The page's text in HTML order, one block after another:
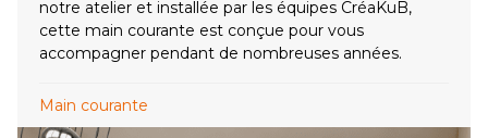
notre atelier et installée par les équipes CréaKuB,
cette main courante est conçue pour vous
accompagner pendant de nombreuses années.
Main courante